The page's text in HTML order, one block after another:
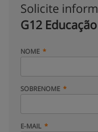
Solicite
G12 Educação
NOME
SOBRENOME
E-MAIL